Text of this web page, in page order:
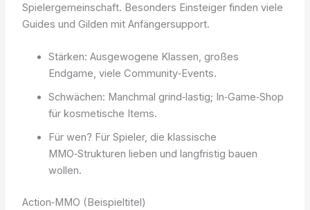
Spielergemeinschaft. Besonders Einsteiger finden viele
Guides und Gilden mit Anfängersupport.
Stärken: Ausgewogene Klassen, großes
Endgame, viele Community‑Events.
Schwächen: Manchmal grind‑lastig; In‑Game‑Shop
für kosmetische Items.
Für wen? Für Spieler, die klassische
MMO‑Strukturen lieben und langfristig bauen
wollen.
Action‑MMO (Beispieltitel)